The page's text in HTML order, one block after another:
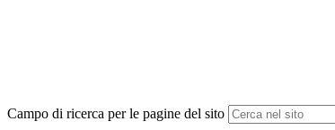
Campo di ricerca per le pagine del sito